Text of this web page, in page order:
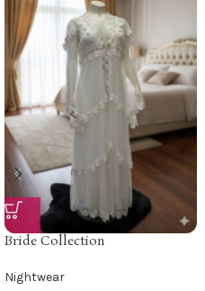
Bride Collection
Nightwear